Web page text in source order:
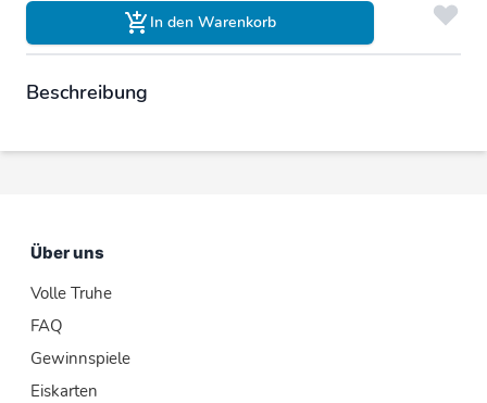
In den Warenkorb
Beschreibung
Über uns
Volle Truhe
FAQ
Gewinnspiele
Eiskarten